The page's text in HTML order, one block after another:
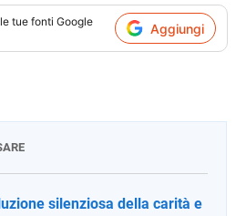
tue fonti Google
Aggiungi
silenziosa della carità e